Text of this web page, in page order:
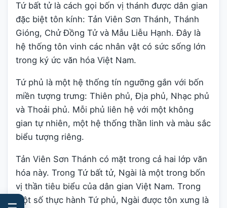
Tứ bất tử là cách gọi bốn vị thánh được dân gian
đặc biệt tôn kính: Tản Viên Sơn Thánh, Thánh
Gióng, Chử Đồng Tử và Mẫu Liễu Hạnh. Đây là
hệ thống tôn vinh các nhân vật có sức sống lớn
trong ký ức văn hóa Việt Nam.
Tứ phủ là một hệ thống tín ngưỡng gắn với bốn
miền tượng trưng: Thiên phủ, Địa phủ, Nhạc phủ
và Thoải phủ. Mỗi phủ liên hệ với một không
gian tự nhiên, một hệ thống thần linh và màu sắc
biểu tượng riêng.
Tản Viên Sơn Thánh có mặt trong cả hai lớp văn
hóa này. Trong Tứ bất tử, Ngài là một trong bốn
vị thần tiêu biểu của dân gian Việt Nam. Trong
một số thực hành Tứ phủ, Ngài được tôn xưng là